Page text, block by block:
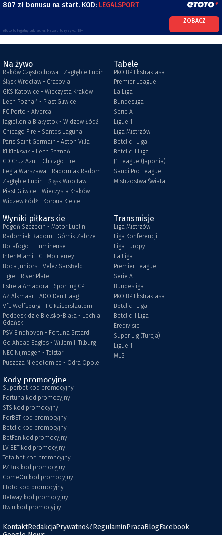
807 zł bonusu na start. KOD: LEGALSPORT
eToto to legalny bukmacher. Hazard to ryzyko. 18+
ZOBACZ
Na żywo
Raków Częstochowa - Zagłębie Lubin
Śląsk Wrocław - Cracovia
GKS Katowice - Wieczysta Kraków
Lech Poznań - Piast Gliwice
FC Porto - Alverca
Jagiellonia Białystok - Widzew Łódź
Chicago Fire - Santos Laguna
Paris Saint Germain - Aston Villa
KI Klaksvik - Lech Poznań
CD Cruz Azul - Chicago Fire
Legia Warszawa - Radomiak Radom
Zagłębie Lubin - Śląsk Wrocław
Piast Gliwice - Wieczysta Kraków
Widzew Łódź - Korona Kielce
Tabele
PKO BP Ekstraklasa
Premier League
La Liga
Bundesliga
Serie A
Ligue 1
Liga Mistrzów
Betclic I Liga
Betclic II Liga
J1 League (Japonia)
Saudi Pro League
Mistrzostwa Świata
Wyniki piłkarskie
Pogoń Szczecin - Motor Lublin
Radomiak Radom - Górnik Zabrze
Botafogo - Fluminense
Inter Miami - CF Monterrey
Boca Juniors - Velez Sarsfield
Tigre - River Plate
Estrela Amadora - Sporting CP
AZ Alkmaar - ADO Den Haag
VfL Wolfsburg - FC Kaiserslautern
Podbeskidzie Bielsko-Biała - Lechia
Gdańsk
PSV Eindhoven - Fortuna Sittard
Go Ahead Eagles - Willem II Tilburg
NEC Nijmegen - Telstar
Puszcza Niepołomice - Odra Opole
Transmisje
Liga Mistrzów
Liga Konferencji
Liga Europy
La Liga
Premier League
Serie A
Bundesliga
PKO BP Ekstraklasa
Betclic I Liga
Betclic II Liga
Eredivisie
Super Lig (Turcja)
Ligue 1
MLS
Kody promocyjne
Superbet kod promocyjny
Fortuna kod promocyjny
STS kod promocyjny
ForBET kod promocyjny
Betclic kod promocyjny
BetFan kod promocyjny
LV BET kod promocyjny
Totalbet kod promocyjny
PZBuk kod promocyjny
ComeOn kod promocyjny
Etoto kod promocyjny
Betway kod promocyjny
Bwin kod promocyjny
KontaktRedakcjaPrywatnośćRegulaminPracaBlogFacebook